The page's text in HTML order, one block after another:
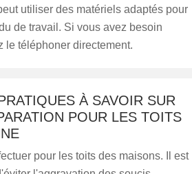
utiliser des matériels adaptés pour
de travail. Si vous avez besoin
le téléphoner directement.
À SAVOIR SUR
POUR LES TOITS
pour les toits des maisons. Il est